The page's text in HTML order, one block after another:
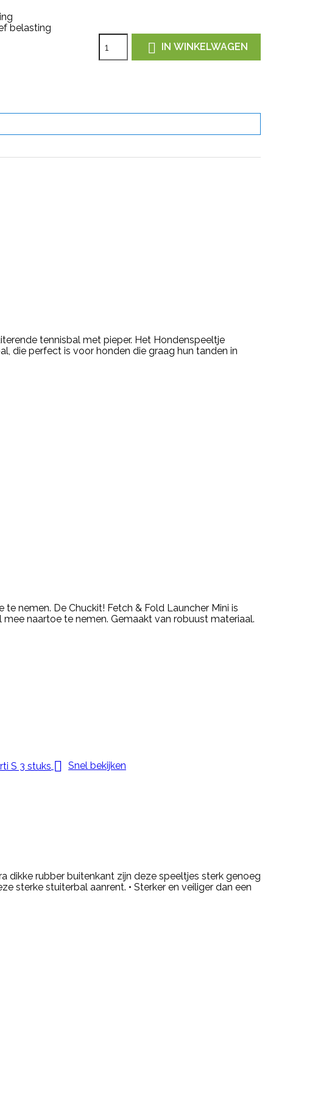
belasting
 IN WINKELWAGEN
tennisbal met pieper. Het Hondenspeeltje
die perfect is voor honden die graag hun tanden in
nemen. De Chuckit! Fetch & Fold Launcher Mini is
naartoe te nemen. Gemaakt van robuust materiaal.
 Snel bekijken
dikke rubber buitenkant zijn deze speeltjes sterk genoeg
sterke stuiterbal aanrent. • Sterker en veiliger dan een